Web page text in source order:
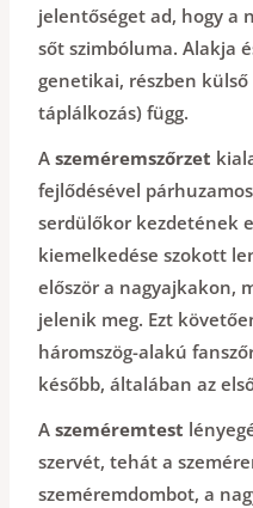
jelentőséget ad, hogy a
sőt szimbóluma. Alakja
genetikai, részben
táplálkozás) függ.
Aszeméremszőrzet
fejlődésével
serdülőkor kezdetének
kiemelkedése szokott
először a nagyajkakon,
jelenik meg. Ezt
háromszög-alakú
később, általában az
Aszeméremtest
szervét, tehát a
szeméremdombot, a